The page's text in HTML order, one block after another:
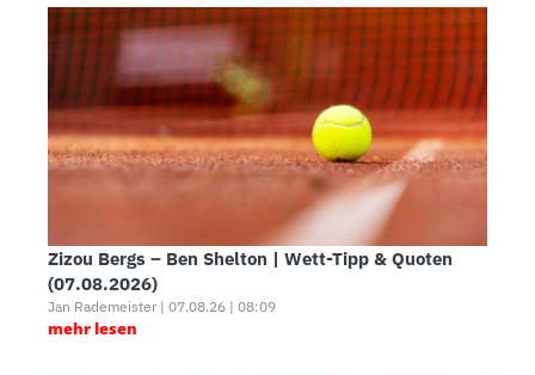
Zizou Bergs – Ben Shelton | Wett-Tipp & Quoten
(07.08.2026)
Jan Rademeister | 07.08.26 | 08:09
mehr lesen